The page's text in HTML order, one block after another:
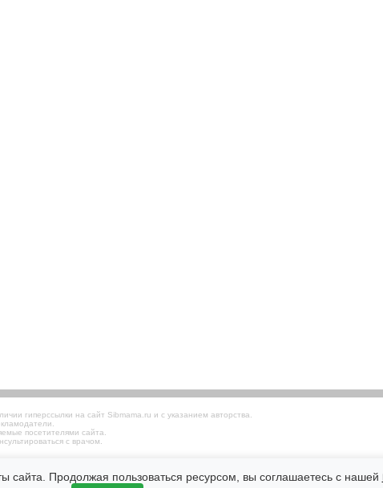
гиперссылки на сайт Sibmama.ru и с указанием авторства.
посетителями сайта.
с врачом.
Продолжая пользоваться ресурсом, вы соглашаетесь с нашей